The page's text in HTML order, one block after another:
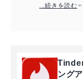
アドバイザー
...続きを読む
ング